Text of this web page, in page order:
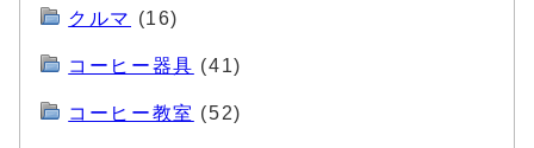
クルマ (16)
コーヒー器具 (41)
コーヒー教室 (52)